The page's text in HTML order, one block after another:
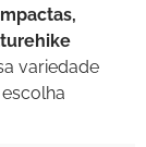
variedade